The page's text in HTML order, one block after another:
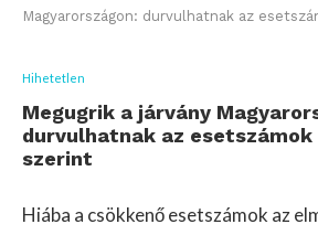
Magyarországon: durvulhatnak az
Hihetetlen
Megugrik a járvány
durvulhatnak az
szerint
Hiába a csökkenő esetszámok az